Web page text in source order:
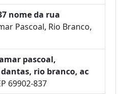
nome da rua
Pascoal, Rio Branco,
pascoal,
rio branco, ac
69902-837